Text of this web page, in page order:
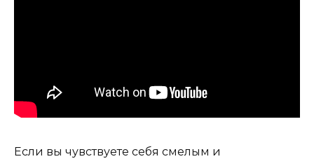
Если вы чувствуете себя смелым и